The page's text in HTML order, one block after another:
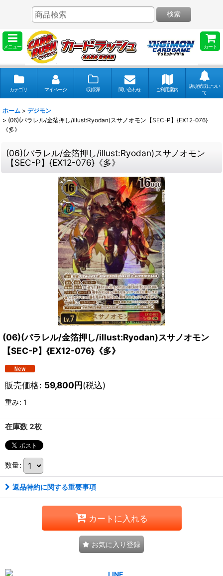
メニュー カート
検索
カテゴリ マイページ 収録弾 問い合わせ ご利用案内
店頭受取につい
て
ホーム > デジモン
> (06)(パラレル/金箔押し/illust:Ryodan)スサノオモン【SEC-P】{EX12-076}
《多》
(06)(パラレル/金箔押し/illust:Ryodan)スサノオモン
【SEC-P】{EX12-076}《多》
(06)(パラレル/金箔押し/illust:Ryodan)スサノオモン
【SEC-P】{EX12-076}《多》
販売価格: 59,800円(税込)
重み: 1
在庫数 2枚
数量:
返品特約に関する重要事項
カートに入れる
お気に入り登録